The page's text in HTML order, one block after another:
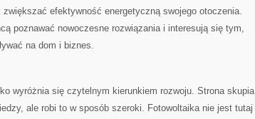
efektywność energetyczną swojego otoczenia.
poznawać nowoczesne rozwiązania i interesują się tym,
na dom i biznes.
wyróżnia się czytelnym kierunkiem rozwoju. Strona skupia
ale robi to w sposób szeroki. Fotowoltaika nie jest tutaj